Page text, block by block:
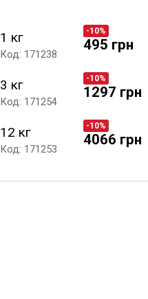
1 кг
Код: 171238
-10%
495 грн
3 кг
Код: 171254
-10%
1297 грн
12 кг
Код: 171253
-10%
4066 грн